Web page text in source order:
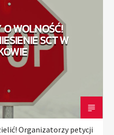
MUZY
WOLNOŚĆ!
SCT W
Organizatorzy petycji